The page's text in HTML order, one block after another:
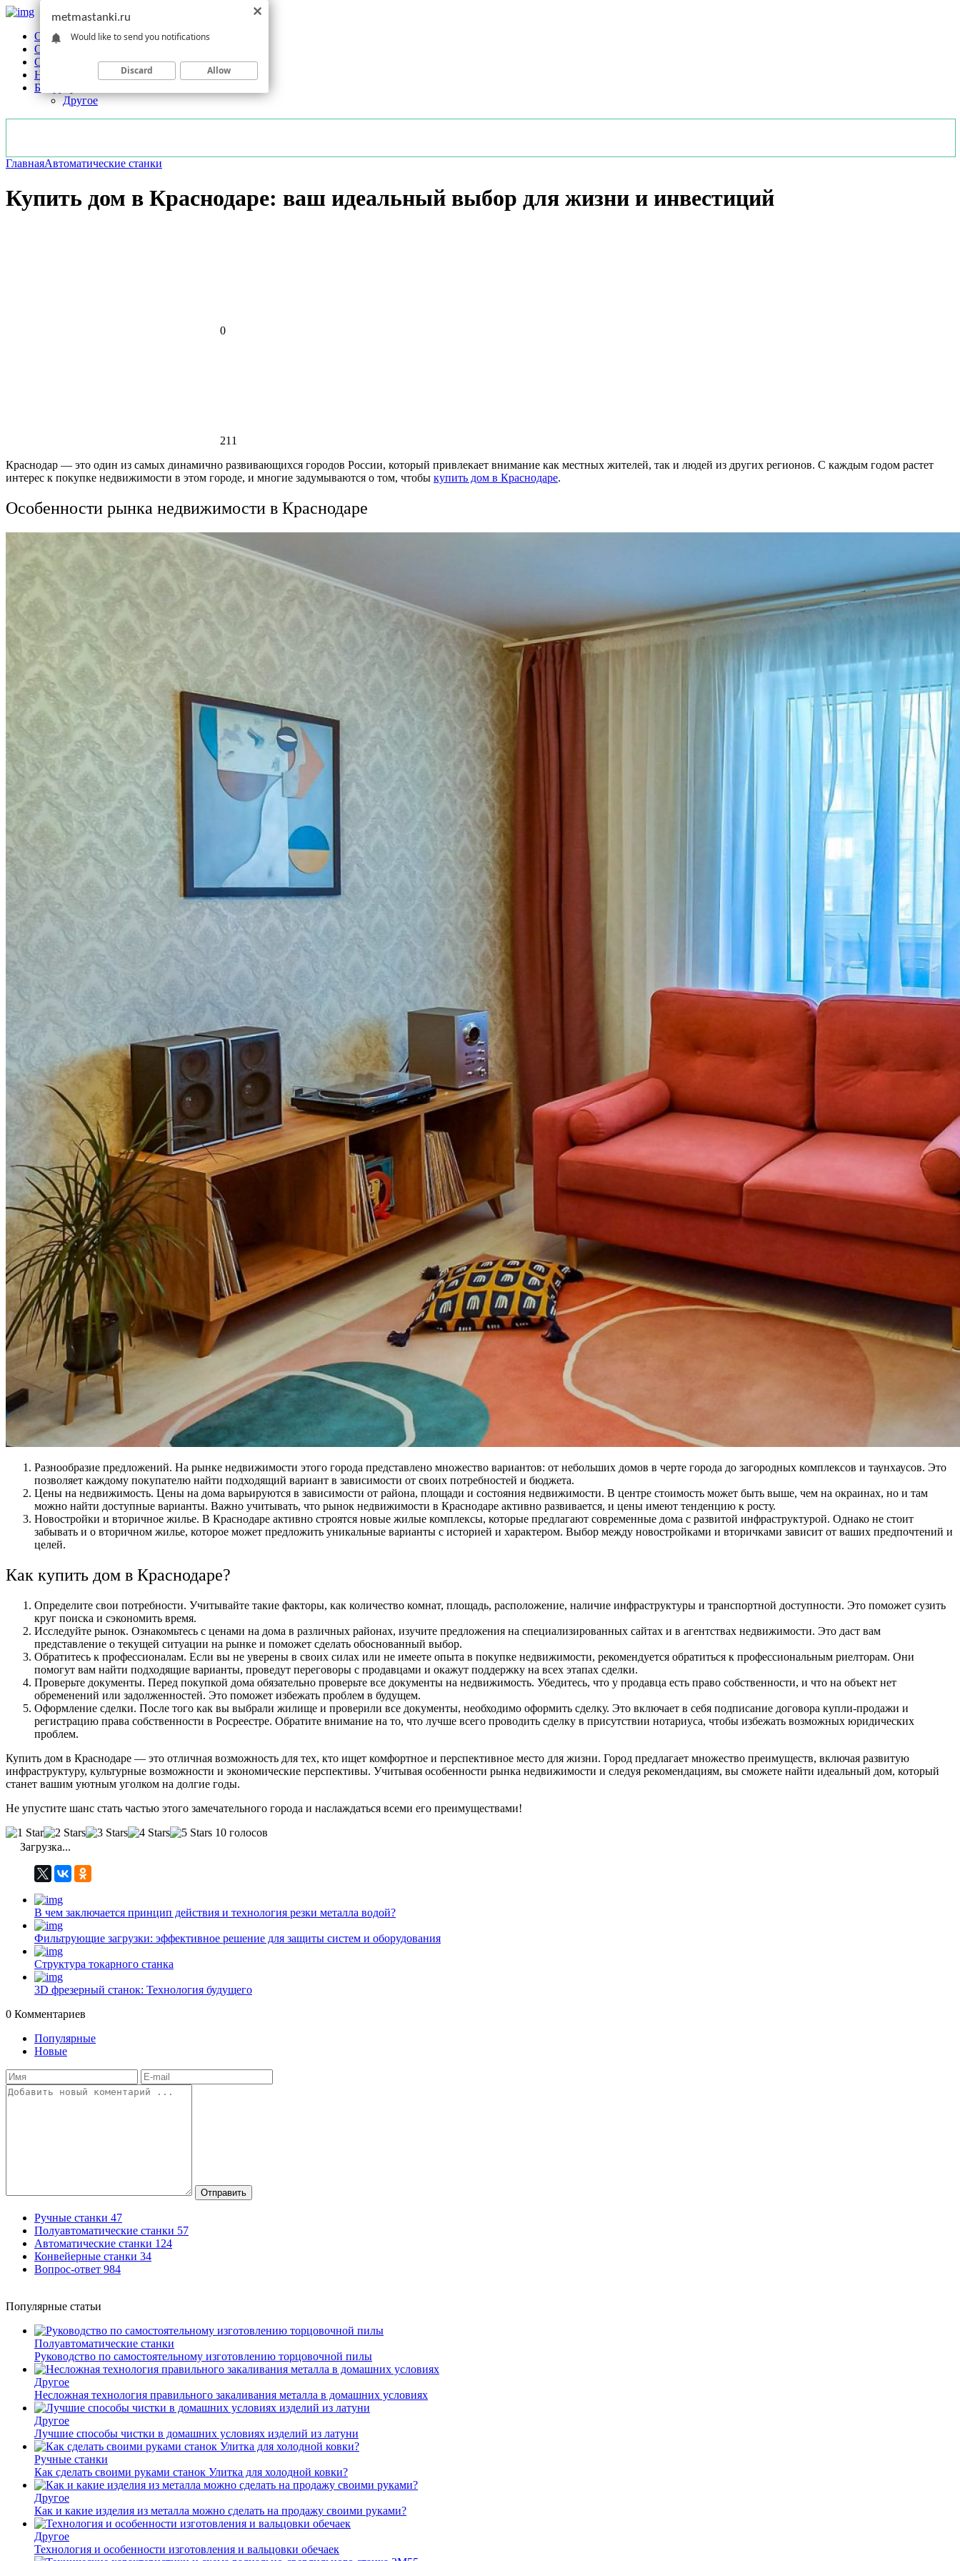
Обзоры станков
Оборудование
Обработка
Новости отрасли
Без рубрики
Другое
ГлавнаяАвтоматические станки
Купить дом в Краснодаре: ваш идеальный выбор для жизни и инвестиций
0
211
Краснодар — это один из самых динамично развивающихся городов России, который привлекает внимание как местных жителей, так и людей из других регионов. С каждым годом растет
интерес к покупке недвижимости в этом городе, и многие задумываются о том, чтобы купить дом в Краснодаре.
Особенности рынка недвижимости в Краснодаре
Разнообразие предложений. На рынке недвижимости этого города представлено множество вариантов: от небольших домов в черте города до загородных комплексов и таунхаусов. Это
позволяет каждому покупателю найти подходящий вариант в зависимости от своих потребностей и бюджета.
Цены на недвижимость. Цены на дома варьируются в зависимости от района, площади и состояния недвижимости. В центре стоимость может быть выше, чем на окраинах, но и там
можно найти доступные варианты. Важно учитывать, что рынок недвижимости в Краснодаре активно развивается, и цены имеют тенденцию к росту.
Новостройки и вторичное жилье. В Краснодаре активно строятся новые жилые комплексы, которые предлагают современные дома с развитой инфраструктурой. Однако не стоит
забывать и о вторичном жилье, которое может предложить уникальные варианты с историей и характером. Выбор между новостройками и вторичками зависит от ваших предпочтений и
целей.
Как купить дом в Краснодаре?
Определите свои потребности. Учитывайте такие факторы, как количество комнат, площадь, расположение, наличие инфраструктуры и транспортной доступности. Это поможет сузить
круг поиска и сэкономить время.
Исследуйте рынок. Ознакомьтесь с ценами на дома в различных районах, изучите предложения на специализированных сайтах и в агентствах недвижимости. Это даст вам
представление о текущей ситуации на рынке и поможет сделать обоснованный выбор.
Обратитесь к профессионалам. Если вы не уверены в своих силах или не имеете опыта в покупке недвижимости, рекомендуется обратиться к профессиональным риелторам. Они
помогут вам найти подходящие варианты, проведут переговоры с продавцами и окажут поддержку на всех этапах сделки.
Проверьте документы. Перед покупкой дома обязательно проверьте все документы на недвижимость. Убедитесь, что у продавца есть право собственности, и что на объект нет
обременений или задолженностей. Это поможет избежать проблем в будущем.
Оформление сделки. После того как вы выбрали жилище и проверили все документы, необходимо оформить сделку. Это включает в себя подписание договора купли-продажи и
регистрацию права собственности в Росреестре. Обратите внимание на то, что лучше всего проводить сделку в присутствии нотариуса, чтобы избежать возможных юридических
проблем.
Купить дом в Краснодаре — это отличная возможность для тех, кто ищет комфортное и перспективное место для жизни. Город предлагает множество преимуществ, включая развитую
инфраструктуру, культурные возможности и экономические перспективы. Учитывая особенности рынка недвижимости и следуя рекомендациям, вы сможете найти идеальный дом, который
станет вашим уютным уголком на долгие годы.
Не упустите шанс стать частью этого замечательного города и наслаждаться всеми его преимуществами!
10 голосов
Загрузка...
В чем заключается принцип действия и технология резки металла водой?
Фильтрующие загрузки: эффективное решение для защиты систем и оборудования
Структура токарного станка
3D фрезерный станок: Технология будущего
0 Комментариев
Популярные
Новые
Отправить
Ручные станки 47
Полуавтоматические станки 57
Автоматические станки 124
Конвейерные станки 34
Вопрос-ответ 984
Популярные статьи
Полуавтоматические станки
Руководство по самостоятельному изготовлению торцовочной пилы
Другое
Несложная технология правильного закаливания металла в домашних условиях
Другое
Лучшие способы чистки в домашних условиях изделий из латуни
Ручные станки
Как сделать своими руками станок Улитка для холодной ковки?
Другое
Как и какие изделия из металла можно сделать на продажу своими руками?
Другое
Технология и особенности изготовления и вальцовки обечаек
metmastanki.ru
Would like to send you notifications
Discard Allow